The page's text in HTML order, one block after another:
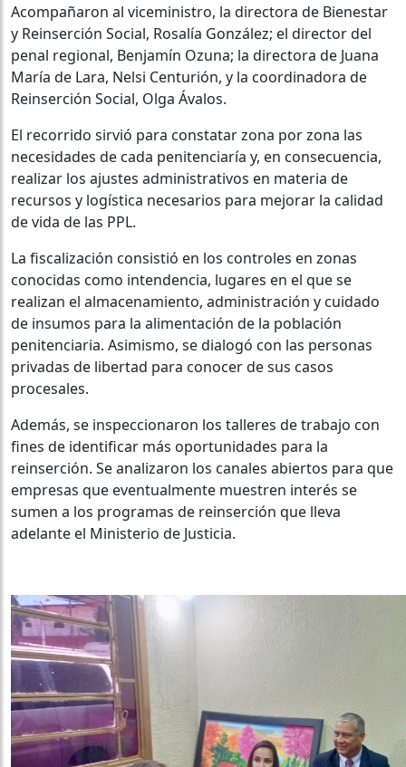
Acompañaron al viceministro, la directora de Bienestar
y Reinserción Social, Rosalía González; el director del
penal regional, Benjamín Ozuna; la directora de Juana
María de Lara, Nelsi Centurión, y la coordinadora de
Reinserción Social, Olga Ávalos.
El recorrido sirvió para constatar zona por zona las
necesidades de cada penitenciaría y, en consecuencia,
realizar los ajustes administrativos en materia de
recursos y logística necesarios para mejorar la calidad
de vida de las PPL.
La fiscalización consistió en los controles en zonas
conocidas como intendencia, lugares en el que se
realizan el almacenamiento, administración y cuidado
de insumos para la alimentación de la población
penitenciaria. Asimismo, se dialogó con las personas
privadas de libertad para conocer de sus casos
procesales.
Además, se inspeccionaron los talleres de trabajo con
fines de identificar más oportunidades para la
reinserción. Se analizaron los canales abiertos para que
empresas que eventualmente muestren interés se
sumen a los programas de reinserción que lleva
adelante el Ministerio de Justicia.